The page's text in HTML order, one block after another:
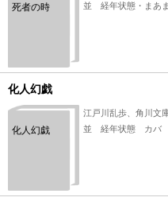
死者の時
並 経年状態・まあ
化人幻戯
化人幻戯
江戸川乱歩、角川
並 経年状態 カバ